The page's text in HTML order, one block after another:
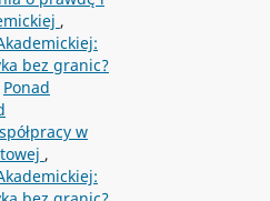
,
bez granic?
Ponad
w
,